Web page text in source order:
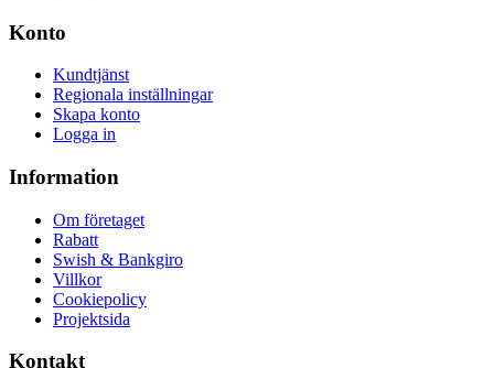
Konto
Kundtjänst
Regionala inställningar
Skapa konto
Logga in
Information
Om företaget
Rabatt
Swish & Bankgiro
Villkor
Cookiepolicy
Projektsida
Kontakt